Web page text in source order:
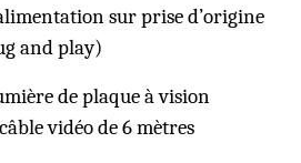
sur prise d’origine
and play)
de plaque à vision
vidéo de 6 mètres